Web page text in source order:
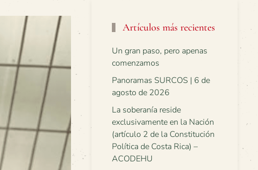
Artículos más recientes
Un gran paso, pero apenas
comenzamos
Panoramas SURCOS | 6 de
agosto de 2026
La soberanía reside
exclusivamente en la Nación
(artículo 2 de la Constitución
Política de Costa Rica) –
ACODEHU